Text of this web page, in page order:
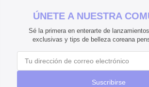
ÚNETE A NUESTRA
Sé la primera en enterarte de
exclusivas y tips de belleza coreana
Suscribirse